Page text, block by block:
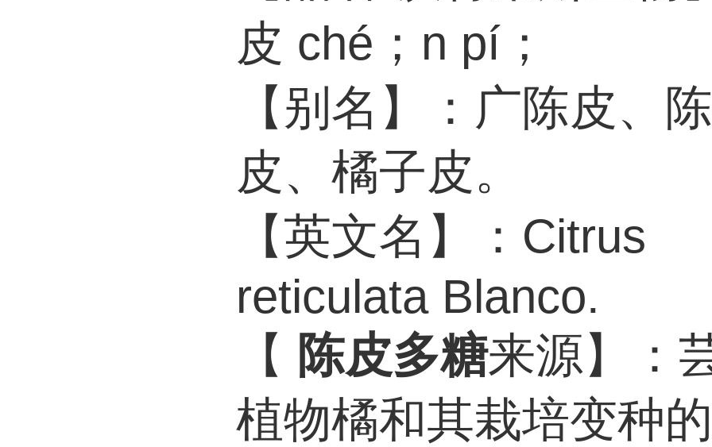
皮 ché；n pí；
【别名】：广陈皮、
皮、橘子皮。
【英文名】：Citrus
reticulata Blanco.
【 陈皮多糖来源】：
植物橘和其栽培变种